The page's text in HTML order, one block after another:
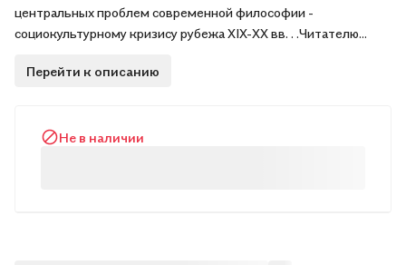
центральных проблем современной философии -
социокультурному кризису рубежа XIX-XX вв. . .Читателю
культурного феномена. Западные мыслители -
и последствиях социокультурного кризиса, эволюции
Перейти к описанию
Не в наличии